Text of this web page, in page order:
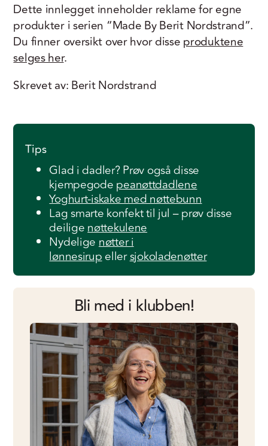
Dette innlegget inneholder reklame for egne
produkter i serien “Made By Berit Nordstrand”.
Du finner oversikt over hvor disse produktene
selges her.
Skrevet av: Berit Nordstrand
Tips
Glad i dadler? Prøv også disse
kjempegode peanøttdadlene
Yoghurt-iskake med nøttebunn
Lag smarte konfekt til jul – prøv disse
deiligenøttekulene
Nydelige nøtter i
lønnesirupellersjokoladenøtter
Bli med i klubben!